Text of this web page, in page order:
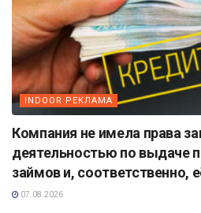
INDOOR РЕКЛАМА
Компания не имела права
деятельностью по выдаче
займов и, соответственно,
07.08.2026